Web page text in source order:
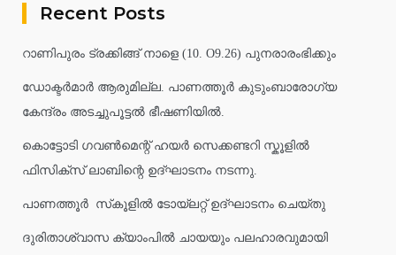
Recent Posts
റാണിപുരം ട്രക്കിങ്ങ് നാളെ (10. O9.26) പുനരാരംഭിക്കും
ഡോക്ടർമാർ ആരുമില്ല. പാണത്തൂർ കുടുംബാരോഗ്യ
കേന്ദ്രം അടച്ചുപൂട്ടൽ ഭീഷണിയിൽ.
കൊട്ടോടി ഗവൺമെന്റ് ഹയർ സെക്കണ്ടറി സ്കൂളിൽ
ഫിസിക്സ് ലാബിന്റെ ഉദ്ഘാടനം നടന്നു.
പാണത്തൂർ സ്‌കൂളിൽ ടോയ്ലറ്റ് ഉദ്ഘാടനം ചെയ്തു
ദുരിതാശ്വാസ ക്യാംപിൽ ചായയും പലഹാരവുമായി